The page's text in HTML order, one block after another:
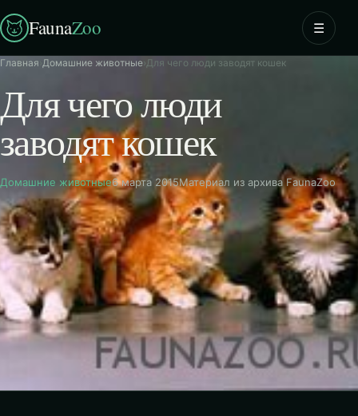
FaunaZoo ☰
Главная Домашние животные›Для чего люди заводят кошек
Для чего люди
заводят кошек
Домашние животные6 марта 2015Материал из архива FaunaZoo